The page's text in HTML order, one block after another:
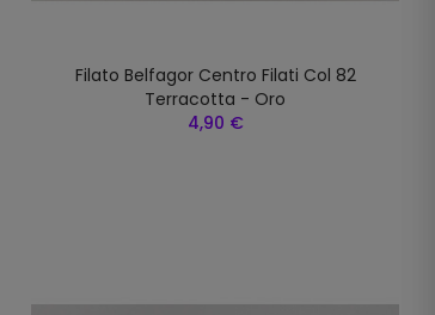
Filato Belfagor Centro Filati Col 82
Terracotta - Oro
4,90 €